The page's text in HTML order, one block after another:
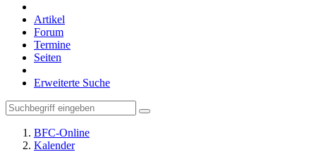
Artikel
Forum
Termine
Seiten
Erweiterte Suche
BFC-Online
Kalender